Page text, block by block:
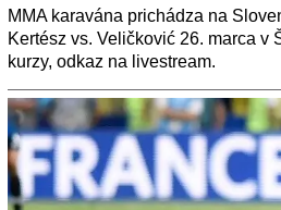
MMA karavána prichádza na
Kertész vs. Veličković 26. marca v
kurzy, odkaz na livestream.